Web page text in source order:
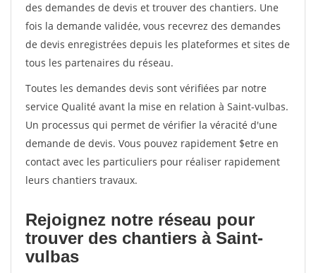
des demandes de devis et trouver des chantiers. Une
fois la demande validée, vous recevrez des demandes
de devis enregistrées depuis les plateformes et sites de
tous les partenaires du réseau.
Toutes les demandes devis sont vérifiées par notre
service Qualité avant la mise en relation à Saint-vulbas.
Un processus qui permet de vérifier la véracité d'une
demande de devis. Vous pouvez rapidement $etre en
contact avec les particuliers pour réaliser rapidement
leurs chantiers travaux.
Rejoignez notre réseau pour
trouver des chantiers à Saint-
vulbas